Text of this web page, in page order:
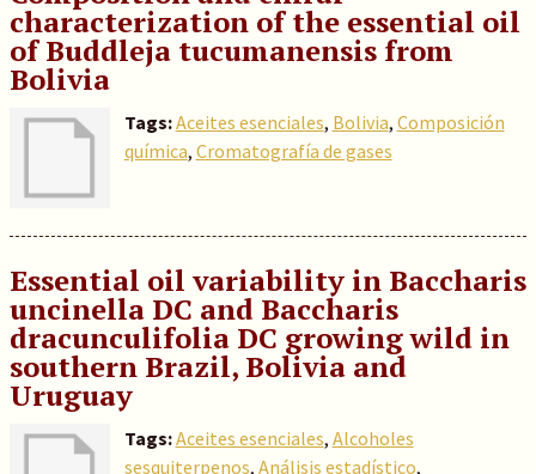
characterization of the essential oil
of Buddleja tucumanensis from
Bolivia
Tags:Aceites esenciales, Bolivia, Composición
química, Cromatografía de gases
Essential oil variability in Baccharis
uncinella DC and Baccharis
dracunculifolia DC growing wild in
southern Brazil, Bolivia and
Uruguay
Tags:Aceites esenciales, Alcoholes
sesquiterpenos, Análisis estadístico,